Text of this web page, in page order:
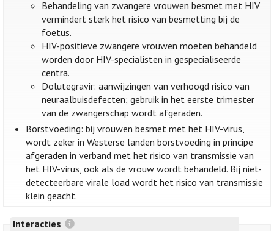
Behandeling van zwangere vrouwen besmet met HIV
vermindert sterk het risico van besmetting bij de
foetus.
HIV-positieve zwangere vrouwen moeten behandeld
worden door HIV-specialisten in gespecialiseerde
centra.
Dolutegravir: aanwijzingen van verhoogd risico van
neuraalbuisdefecten; gebruik in het eerste trimester
van de zwangerschap wordt afgeraden.
Borstvoeding: bij vrouwen besmet met het HIV-virus,
wordt zeker in Westerse landen borstvoeding in principe
afgeraden in verband met het risico van transmissie van
het HIV-virus, ook als de vrouw wordt behandeld. Bij niet-
detecteerbare virale load wordt het risico van transmissie
klein geacht.
Interacties